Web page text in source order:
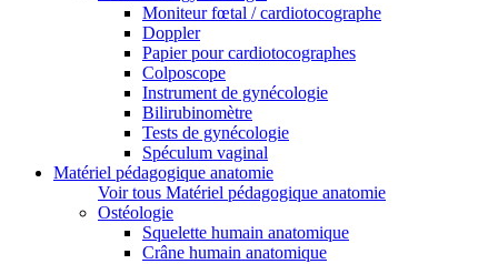
Moniteur fœtal / cardiotocographe
Doppler
Papier pour cardiotocographes
Colposcope
Instrument de gynécologie
Bilirubinomètre
Tests de gynécologie
Spéculum vaginal
Matériel pédagogique anatomie
Voir tous Matériel pédagogique anatomie
Ostéologie
Squelette humain anatomique
Crâne humain anatomique